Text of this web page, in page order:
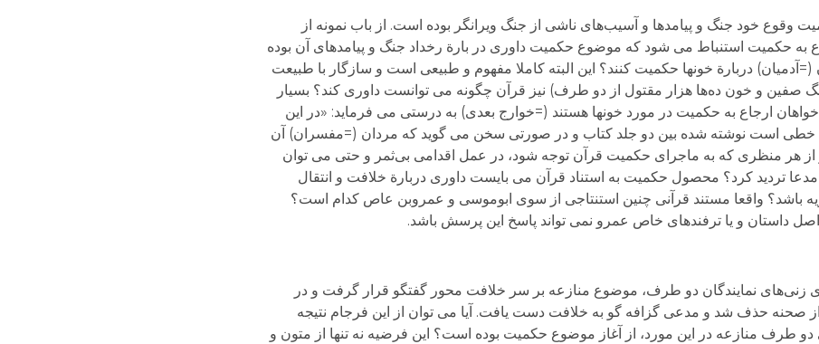
وقوع خود جنگ و پیامدها و آسیب‌های ناشی از جنگ ویرانگر بوده است. از باب نمونه از
به حکمیت استنباط می شود که موضوع حکمیت داوری در بارة رخداد جنگ و پیامدهای آن بوده
(=آدمیان) دربارة خونها حکمیت کنند؟ این البته کاملا مفهوم و طبیعی است و سازگار با طبیعت
صفین و خون ده‌ها هزار مقتول از دو طرف) نیز قرآن چگونه می توانست داوری کند؟ بسیار
ارجاع به حکمیت در مورد خونها هستند (=خوارج بعدی) به درستی می فرماید: «در این
خطی است نوشته شده بین دو جلد کتاب و در صورتی سخن می گوید که مردان (=مفسران) آن
در هرحال و از هر منظری که به ماجرای حکمیت قرآن توجه شود، در عمل اقدامی بی‌ثمر و حتی می توان
تردید کرد؟ محصول حکمیت به استناد قرآن می بایست داوری دربارة خلافت و انتقال
باشد؟ واقعا مستند قرآنی چنین استنتاجی از سوی ابوموسی و عمروبن عاص کدام است؟
داستان و یا ترفندهای خاص عمرو نمی تواند پاسخ این پرسش باشد.
نمایندگان دو طرف، موضوع منازعه بر سر خلافت محور گفتگو قرار گرفت و در
صحنه حذف شد و مدعی گزافه گو به خلافت دست یافت. آیا می توان از این فرجام نتیجه
طرف منازعه در این مورد، از آغاز موضوع حکمیت بوده است؟ این فرضیه نه تنها از متون و